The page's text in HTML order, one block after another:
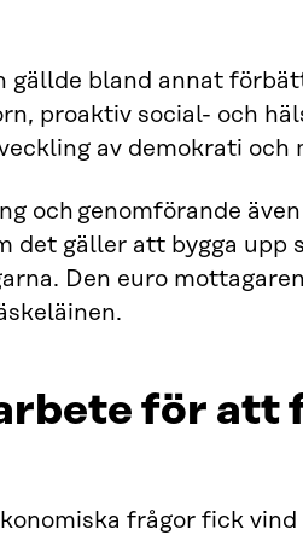
gällde bland annat
proaktiv social- och
av demokrati och
och genomförande
det gäller att bygga
Den euro
för att
frågor fick vind